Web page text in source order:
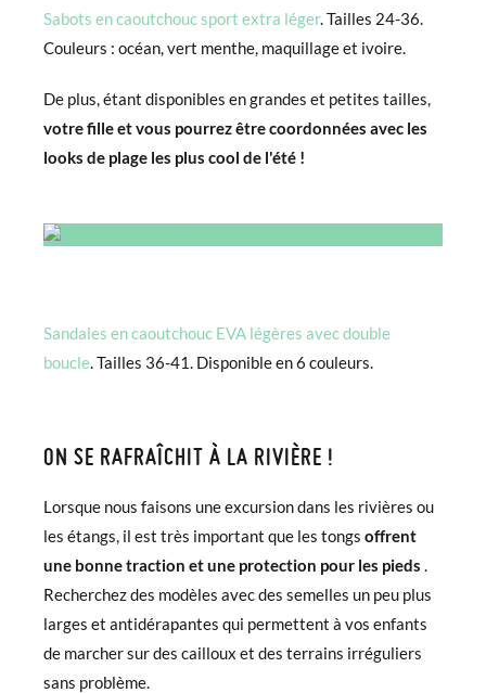
Sabots en caoutchouc sport extra léger. Tailles 24-36.
Couleurs : océan, vert menthe, maquillage et ivoire.
De plus, étant disponibles en grandes et petites tailles,
votre fille et vous pourrez être coordonnées avec les
looks de plage les plus cool de l'été !
Sandales en caoutchouc EVA légères avec double
boucle. Tailles 36-41. Disponible en 6 couleurs.
ON SE RAFRAÎCHIT À LA RIVIÈRE !
Lorsque nous faisons une excursion dans les rivières ou
les étangs, il est très important que les tongs offrent
une bonne traction et une protection pour les pieds .
Recherchez des modèles avec des semelles un peu plus
larges et antidérapantes qui permettent à vos enfants
de marcher sur des cailloux et des terrains irréguliers
sans problème.